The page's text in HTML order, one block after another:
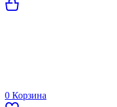
0 Корзина